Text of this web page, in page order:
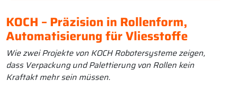
KOCH – Präzision in Rollenform,
Automatisierung für Vliesstoffe
Wie zwei Projekte von KOCH Robotersysteme zeigen,
dass Verpackung und Palettierung von Rollen kein
Kraftakt mehr sein müssen.